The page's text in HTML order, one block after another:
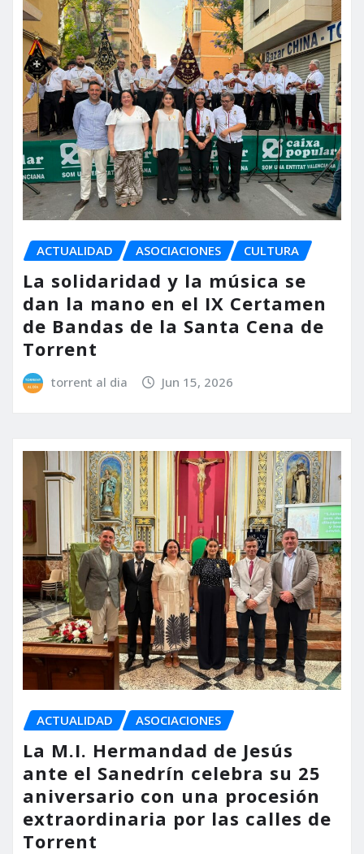
ACTUALIDAD ASOCIACIONES CULTURA
La solidaridad y la música se
dan la mano en el IX Certamen
de Bandas de la Santa Cena de
Torrent
torrent al dia Jun 15, 2026
ACTUALIDAD ASOCIACIONES
La M.I. Hermandad de Jesús
ante el Sanedrín celebra su 25
aniversario con una procesión
extraordinaria por las calles de
Torrent